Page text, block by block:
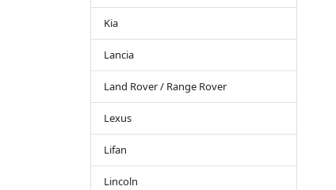
Kia
Lancia
Land Rover / Range Rover
Lexus
Lifan
Lincoln